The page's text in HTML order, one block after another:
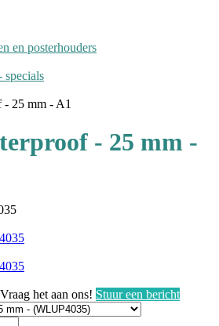
en posterhouders
specials
25 mm - A1
- 25 mm -
Vraag het aan ons! Stuur een bericht